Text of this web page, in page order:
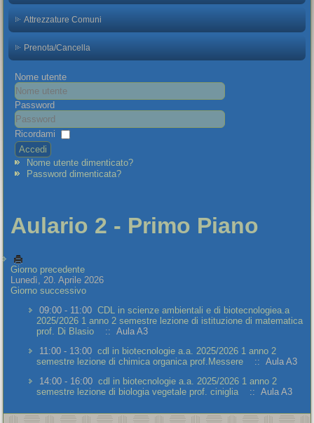
Attrezzature Comuni
Prenota/Cancella
Nome utente
Password
Ricordami
Accedi
Nome utente dimenticato?
Password dimenticata?
Aulario 2 - Primo Piano
Giorno precedente
Lunedì, 20. Aprile 2026
Giorno successivo
09:00 - 11:00CDL in scienze ambientali e di biotecnologiea.a
2025/2026 1 anno 2 semestre lezione di istituzione di matematica
prof. Di Blasio
:: Aula A3
11:00 - 13:00cdl in biotecnologie a.a. 2025/2026 1 anno 2
semestre lezione di chimica organica prof.Messere
:: Aula A3
14:00 - 16:00cdl in biotecnologie a.a. 2025/2026 1 anno 2
semestre lezione di biologia vegetale prof. ciniglia
:: Aula A3